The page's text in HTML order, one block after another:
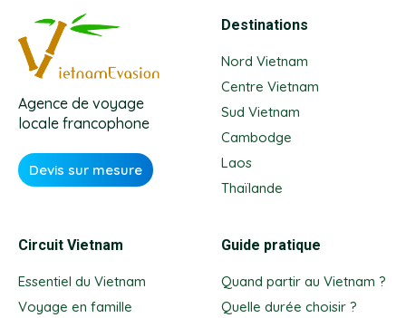
Agence de voyage
locale francophone
Devis sur mesure
Destinations
Nord Vietnam
Centre Vietnam
Sud Vietnam
Cambodge
Laos
Thaïlande
Circuit Vietnam
Essentiel du Vietnam
Voyage en famille
Guide pratique
Quand partir au Vietnam ?
Quelle durée choisir ?